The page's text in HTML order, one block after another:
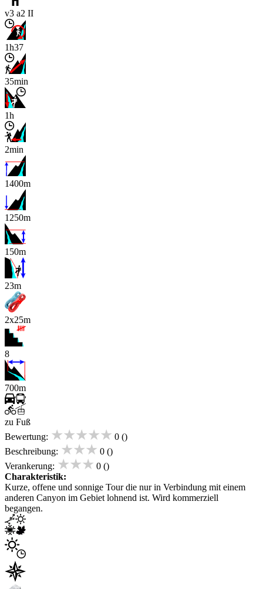
v3 a2 II
1h37
35min
1h
2min
1400m
1250m
150m
x
23m
2x25m
8
700m
zu Fuß
Bewertung: ★★★★★ 0 ()
Beschreibung: ★★★ 0 ()
Verankerung: ★★★ 0 ()
Charakteristik:
Kurze, offene und sonnige Tour die nur in Verbindung mit einem
anderen Canyon im Gebiet lohnend ist. Wird kommerziell
begangen.